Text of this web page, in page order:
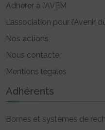
Adhérer à l’AVEM
L’association pour l’Avenir
Nos actions
Nous contacter
Mentions légales
Adhérents
Bornes et systèmes de